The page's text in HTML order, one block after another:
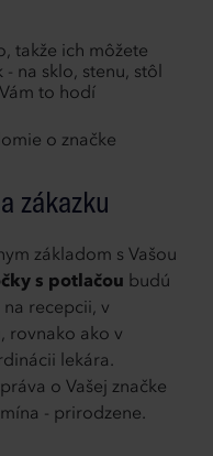
takže ich môžete
na sklo, stenu, stôl
to hodí
o značke
zákazku
základom s Vašou
s potlačou budú
recepcii, v
rovnako ako v
lekára.
o Vašej značke
- prirodzene.